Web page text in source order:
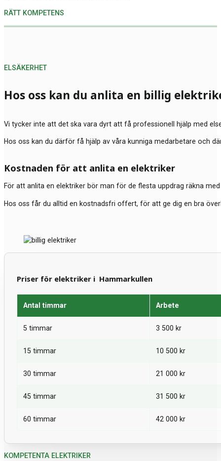
RÄTT KOMPETENS
Hos oss kan du anlita en billig
Vi tycker inte att det ska vara dyrt att få professionell hjälp med
Hos oss kan du därför få hjälp av våra kunniga medarbetare och
ELSÄKERHET
Kostnaden för att anlita en elektriker
För att anlita en elektriker bör man för de flesta uppdrag räkna
Hos oss får du alltid en kostnadsfri offert, för att ge dig en bra
Priser för elektriker i Hammarkullen
Antal timmar Arbete
5 timmar 3 500 kr
15 timmar 10 500 kr
30 timmar 21 000 kr
45 timmar 31 500 kr
60 timmar 42 000 kr
KOMPETENTA ELEKTRIKER